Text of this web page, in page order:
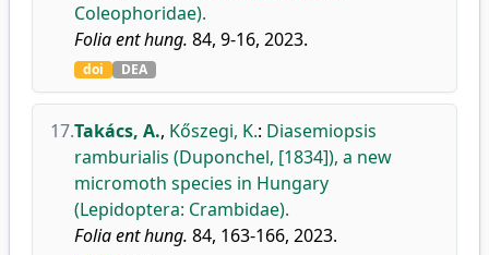
Coleophoridae).
Folia ent hung. 84, 9-16, 2023.
doi DEA
17.Takács, A., Kőszegi, K.: Diasemiopsis
ramburialis (Duponchel, [1834]), a new
micromoth species in Hungary
(Lepidoptera: Crambidae).
Folia ent hung. 84, 163-166, 2023.